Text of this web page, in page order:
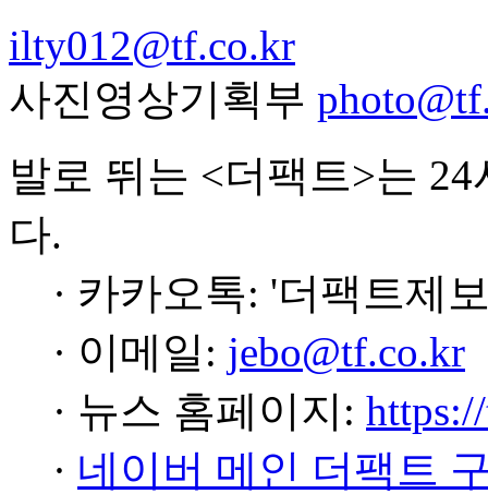
ilty012@tf.co.kr
사진영상기획부
발로 뛰는 <더팩트>는
다.
· 카카오톡: '더팩트제
· 이메일: jebo@tf.co.kr
· 뉴스 홈페이지:
· 네이버 메인 더팩트